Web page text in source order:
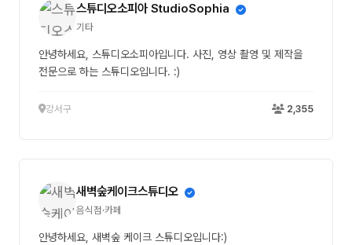
스튜디오소피아 StudioSophia
기타
안녕하세요, 스튜디오소피아입니다. 사진, 영상 촬영 및 제작을
전문으로 하는 스튜디오입니다. :)
강서구 2,355
새벽숲케이크스튜디오
음식점·카페
안녕하세요, 새벽숲 케이크 스튜디오입니다:)